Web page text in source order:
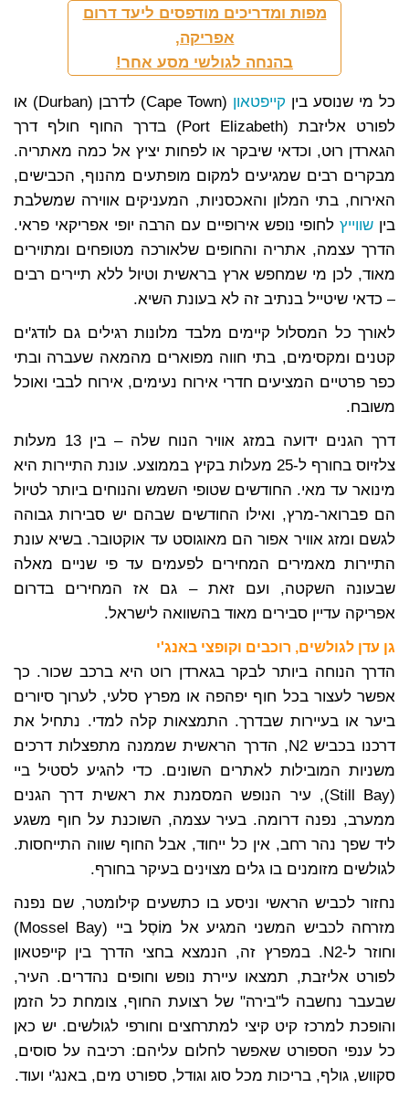
מפות ומדריכים מודפסים ליעד דרום
אפריקה,
בהנחה לגולשי מסע אחר!
כל מי שנוסע בין קייפטאון
(Cape Town) לדרבן (Durban) או
לפורט אליזבת (Port Elizabeth) בדרך החוף חולף דרך
הגארדן רוּט, וכדאי שיבקר או לפחות יציץ אל כמה מאתריה.
מבקרים רבים שמגיעים למקום מופתעים מהנוף, הכבישים,
האירוח, בתי המלון והאכסניות, המעניקים אווירה שמשלבת
בין שווייץלחופי נופש אירופיים עם הרבה יופי אפריקאי פראי.
הדרך עצמה, אתריה והחופים שלאורכה מטופחים ומתוירים
מאוד, לכן מי שמחפש ארץ בראשית וטיול ללא תיירים רבים
– כדאי שיטייל בנתיב זה לא בעונת השיא.
לאורך כל המסלול קיימים מלבד מלונות רגילים גם לודג'ים
קטנים ומקסימים, בתי חווה מפוארים מהמאה שעברה ובתי
כפר פרטיים המציעים חדרי אירוח נעימים, אירוח לבבי ואוכל
משובח.
דרך הגנים ידועה במזג אוויר הנוח שלה – בין 13 מעלות
צלזיוס בחורף ל-25 מעלות בקיץ בממוצע. עונת התיירות היא
מינואר עד מאי. החודשים שטופי השמש והנוחים ביותר לטיול
הם פברואר-מרץ, ואילו החודשים שבהם יש סבירות גבוהה
לגשם ומזג אוויר אפור הם מאוגוסט עד אוקטובר. בשיא עונת
התיירות מאמירים המחירים לפעמים עד פי שניים מאלה
שבעונה השקטה, ועם זאת – גם אז המחירים בדרום
אפריקה עדיין סבירים מאוד בהשוואה לישראל.
גן עדן לגולשים, רוכבים וקופצי באנג'י
הדרך הנוחה ביותר לבקר בגארדן רוט היא ברכב שכור. כך
אפשר לעצור בכל חוף יפהפה או מפרץ סלעי, לערוך סיורים
ביער או בעיירות שבדרך. התמצאות קלה למדי. נתחיל את
דרכנו בכביש N2, הדרך הראשית שממנה מתפצלות דרכים
משניות המובילות לאתרים השונים. כדי להגיע לסטיל ביי
(Still Bay), עיר הנופש המסמנת את ראשית דרך הגנים
ממערב, נפנה דרומה. בעיר עצמה, השוכנת על חוף משגע
ליד שפך נהר רחב, אין כל ייחוד, אבל החוף שווה התייחסות.
לגולשים מזומנים בו גלים מצוינים בעיקר בחורף.
נחזור לכביש הראשי וניסע בו כתשעים קילומטר, שם נפנה
מזרחה לכביש המשני המגיע אל מוֹסְל ביי (Mossel Bay)
וחוזר ל-N2. במפרץ זה, הנמצא בחצי הדרך בין קייפטאון
לפורט אליזבת, תמצאו עיירת נופש וחופים נהדרים. העיר,
שבעבר נחשבה ל"בירה" של רצועת החוף, צומחת כל הזמן
והופכת למרכז קיט קיצי למתרחצים וחורפי לגולשים. יש כאן
כל ענפי הספורט שאפשר לחלום עליהם: רכיבה על סוסים,
סקווש, גולף, בריכות מכל סוג וגודל, ספורט מים, באנג'י ועוד.